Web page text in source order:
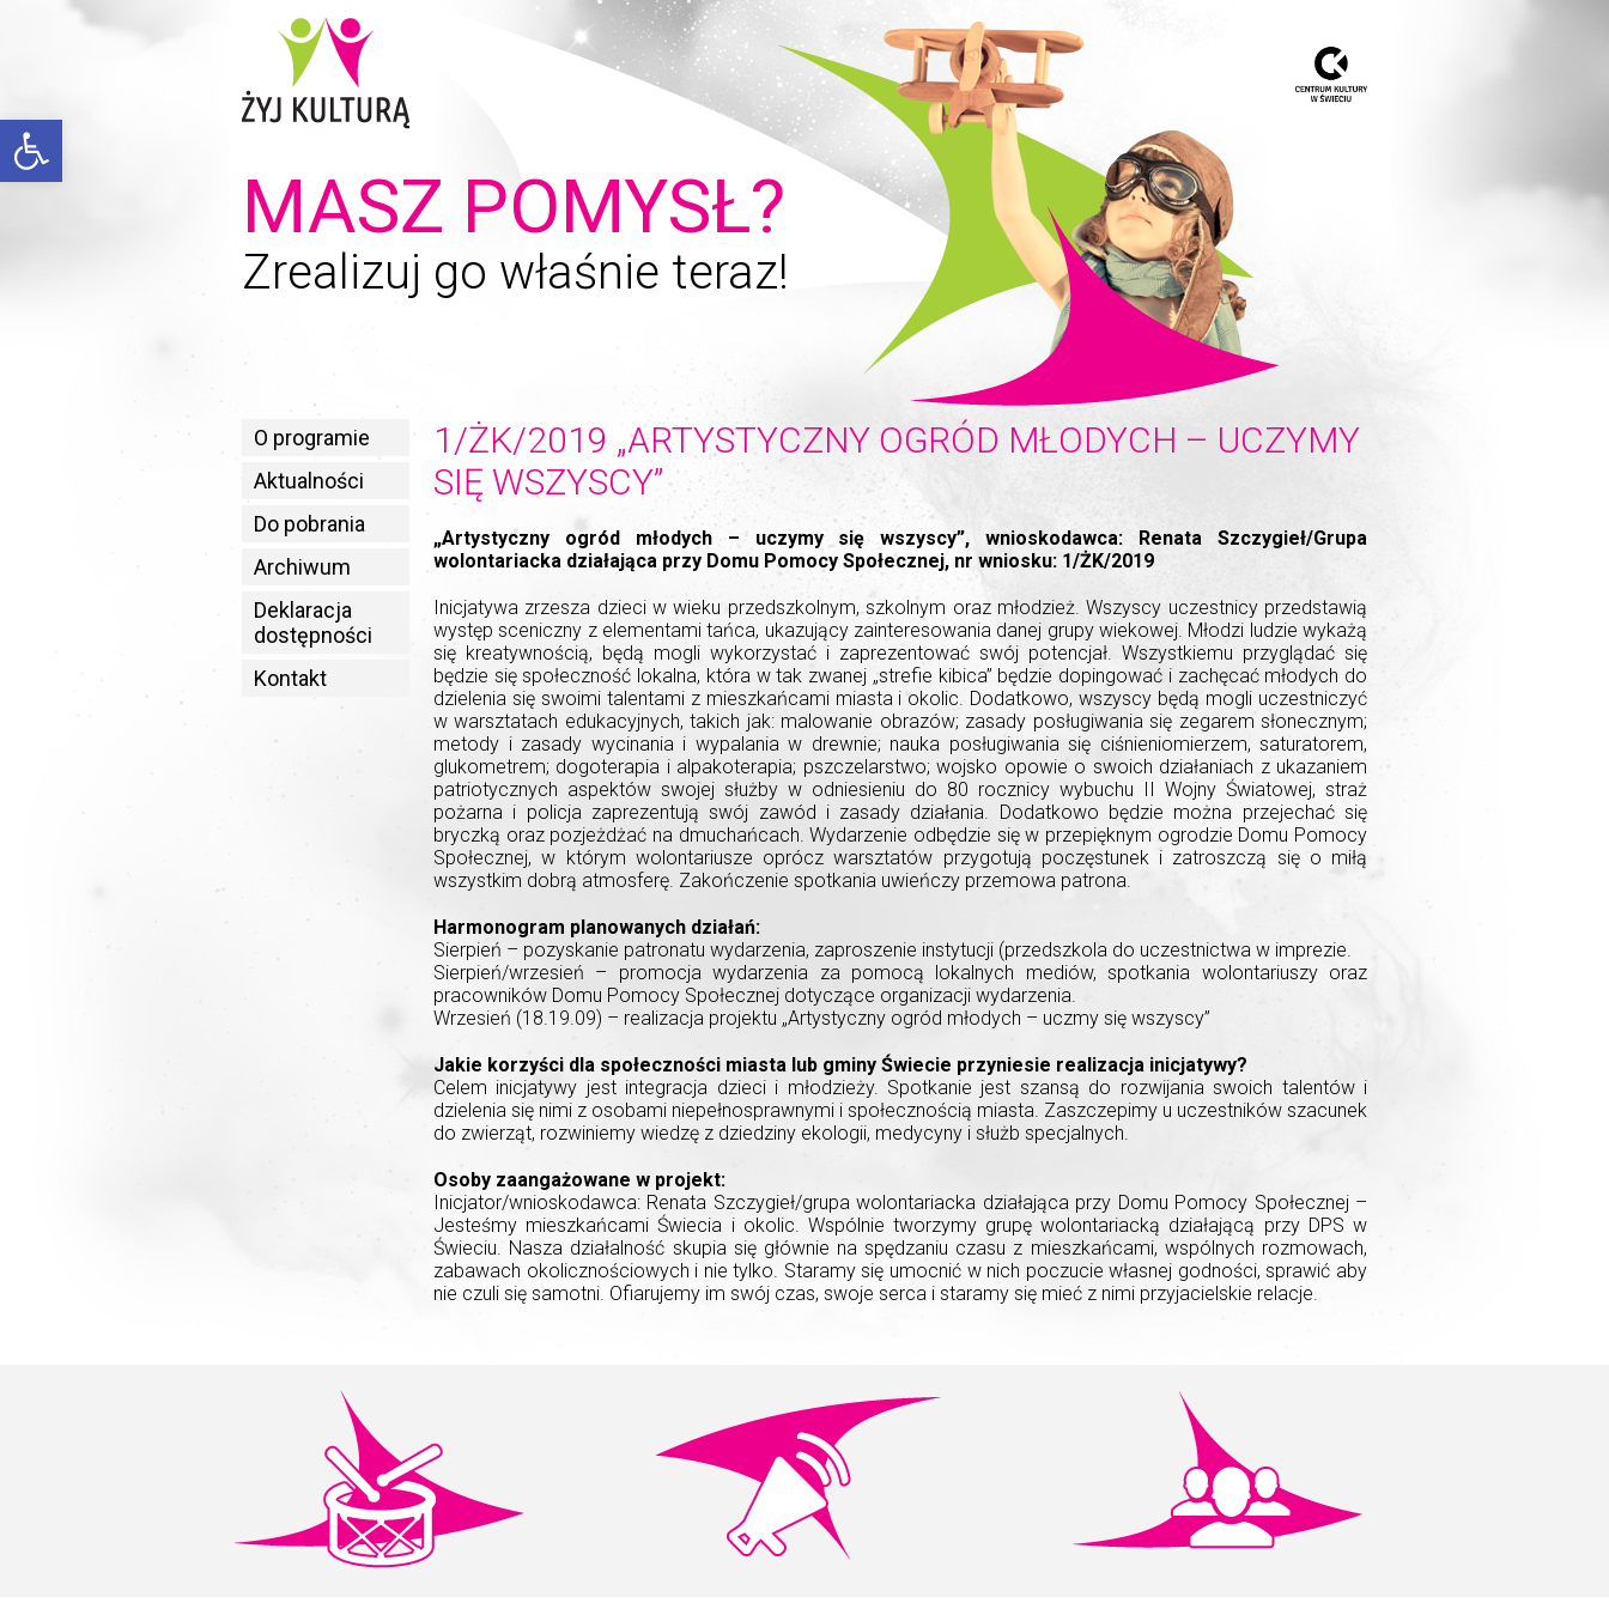
Open toolbar
MASZ POMYSŁ?
Zrealizuj go właśnie teraz!
O programie
Aktualności
Do pobrania
Archiwum
Deklaracja
dostępności
Kontakt
1/ŻK/2019 „ARTYSTYCZNY OGRÓD MŁODYCH – UCZYMY
SIĘ WSZYSCY”
„Artystyczny ogród młodych – uczymy się wszyscy”, wnioskodawca: Renata Szczygieł/Grupa
wolontariacka działająca przy Domu Pomocy Społecznej, nr wniosku: 1/ŻK/2019
Inicjatywa zrzesza dzieci w wieku przedszkolnym, szkolnym oraz młodzież. Wszyscy uczestnicy przedstawią
występ sceniczny z elementami tańca, ukazujący zainteresowania danej grupy wiekowej. Młodzi ludzie wykażą
się kreatywnością, będą mogli wykorzystać i zaprezentować swój potencjał. Wszystkiemu przyglądać się
będzie się społeczność lokalna, która w tak zwanej „strefie kibica” będzie dopingować i zachęcać młodych do
dzielenia się swoimi talentami z mieszkańcami miasta i okolic. Dodatkowo, wszyscy będą mogli uczestniczyć
w warsztatach edukacyjnych, takich jak: malowanie obrazów; zasady posługiwania się zegarem słonecznym;
metody i zasady wycinania i wypalania w drewnie; nauka posługiwania się ciśnieniomierzem, saturatorem,
glukometrem; dogoterapia i alpakoterapia; pszczelarstwo; wojsko opowie o swoich działaniach z ukazaniem
patriotycznych aspektów swojej służby w odniesieniu do 80 rocznicy wybuchu II Wojny Światowej, straż
pożarna i policja zaprezentują swój zawód i zasady działania. Dodatkowo będzie można przejechać się
bryczką oraz pozjeżdżać na dmuchańcach. Wydarzenie odbędzie się w przepięknym ogrodzie Domu Pomocy
Społecznej, w którym wolontariusze oprócz warsztatów przygotują poczęstunek i zatroszczą się o miłą
wszystkim dobrą atmosferę. Zakończenie spotkania uwieńczy przemowa patrona.
Harmonogram planowanych działań:
Sierpień – pozyskanie patronatu wydarzenia, zaproszenie instytucji (przedszkola do uczestnictwa w imprezie.
Sierpień/wrzesień – promocja wydarzenia za pomocą lokalnych mediów, spotkania wolontariuszy oraz
pracowników Domu Pomocy Społecznej dotyczące organizacji wydarzenia.
Wrzesień (18.19.09) – realizacja projektu „Artystyczny ogród młodych – uczmy się wszyscy”
Jakie korzyści dla społeczności miasta lub gminy Świecie przyniesie realizacja inicjatywy?
Celem inicjatywy jest integracja dzieci i młodzieży. Spotkanie jest szansą do rozwijania swoich talentów i
dzielenia się nimi z osobami niepełnosprawnymi i społecznością miasta. Zaszczepimy u uczestników szacunek
do zwierząt, rozwiniemy wiedzę z dziedziny ekologii, medycyny i służb specjalnych.
Osoby zaangażowane w projekt:
Inicjator/wnioskodawca: Renata Szczygieł/grupa wolontariacka działająca przy Domu Pomocy Społecznej –
Jesteśmy mieszkańcami Świecia i okolic. Wspólnie tworzymy grupę wolontariacką działającą przy DPS w
Świeciu. Nasza działalność skupia się głównie na spędzaniu czasu z mieszkańcami, wspólnych rozmowach,
zabawach okolicznościowych i nie tylko. Staramy się umocnić w nich poczucie własnej godności, sprawić aby
nie czuli się samotni. Ofiarujemy im swój czas, swoje serca i staramy się mieć z nimi przyjacielskie relacje.